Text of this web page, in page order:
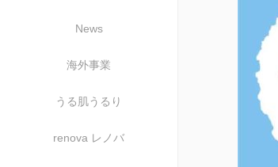
News
海外事業
うる肌うるり
renova レノバ